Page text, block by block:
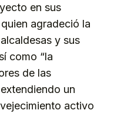
en sus
agradeció la
y sus
como “la
de las
un
activo